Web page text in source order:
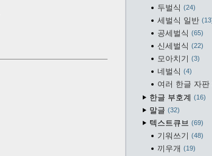
두벌식 24
세벌식 일반 13
공세벌식 65
신세벌식 22
모아치기 3
네벌식 4
여러 한글 자판
한글 부호계 16
말글 32
텍스트큐브 69
기워쓰기 48
끼우개 19